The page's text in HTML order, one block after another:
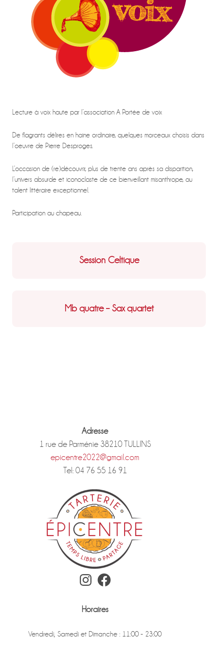
Lecture à voix haute par l’association A Portée de voix
De flagrants délires en haine ordinaire, quelques morceaux choisis dans
l’oeuvre de Pierre Desproges.
L’occasion de (re)découvrir, plus de trente ans après sa disparition,
l’univers absurde et iconoclaste de ce bienveillant misanthrope, au
talent littéraire exceptionnel.
Participation au chapeau.
Session Celtique
Mb quatre – Sax quartet
Adresse
1 rue de Parménie 38210 TULLINS
epicentre2022@gmail.com
Tel: 04 76 55 16 91
Instagram Facebook
Horaires
Vendredi, Samedi et Dimanche : 11:00 - 23:00